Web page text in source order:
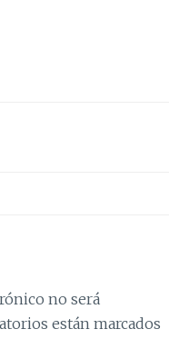
no será
están marcados